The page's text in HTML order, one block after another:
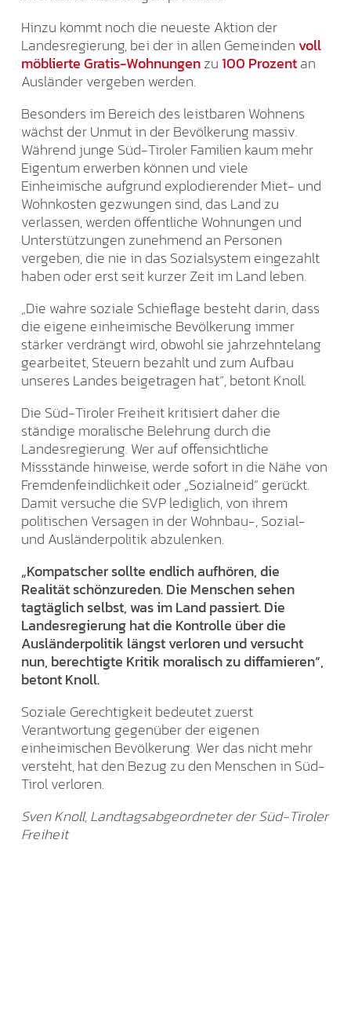
Hinzu kommt noch die neueste Aktion der
Landesregierung, bei der in allen Gemeinden voll
möblierte Gratis-Wohnungenzu100 Prozentan
Ausländer vergeben werden.
Besonders im Bereich des leistbaren Wohnens
wächst der Unmut in der Bevölkerung massiv.
Während junge Süd-Tiroler Familien kaum mehr
Eigentum erwerben können und viele
Einheimische aufgrund explodierender Miet- und
Wohnkosten gezwungen sind, das Land zu
verlassen, werden öffentliche Wohnungen und
Unterstützungen zunehmend an Personen
vergeben, die nie in das Sozialsystem eingezahlt
haben oder erst seit kurzer Zeit im Land leben.
„Die wahre soziale Schieflage besteht darin, dass
die eigene einheimische Bevölkerung immer
stärker verdrängt wird, obwohl sie jahrzehntelang
gearbeitet, Steuern bezahlt und zum Aufbau
unseres Landes beigetragen hat“, betont Knoll.
Die Süd-Tiroler Freiheit kritisiert daher die
ständige moralische Belehrung durch die
Landesregierung. Wer auf offensichtliche
Missstände hinweise, werde sofort in die Nähe von
Fremdenfeindlichkeit oder „Sozialneid“ gerückt.
Damit versuche die SVP lediglich, von ihrem
politischen Versagen in der Wohnbau-, Sozial-
und Ausländerpolitik abzulenken.
„Kompatscher sollte endlich aufhören, die
Realität schönzureden. Die Menschen sehen
tagtäglich selbst, was im Land passiert. Die
Landesregierung hat die Kontrolle über die
Ausländerpolitik längst verloren und versucht
nun, berechtigte Kritik moralisch zu diffamieren“,
betont Knoll.
Soziale Gerechtigkeit bedeutet zuerst
Verantwortung gegenüber der eigenen
einheimischen Bevölkerung. Wer das nicht mehr
versteht, hat den Bezug zu den Menschen in Süd-
Tirol verloren.
Sven Knoll, Landtagsabgeordneter der Süd-Tiroler
Freiheit